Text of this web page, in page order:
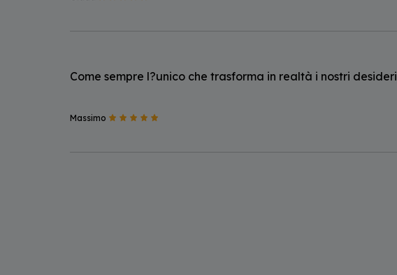
Come sempre l?unico che trasforma in realtà i nostri desideri
Massimo